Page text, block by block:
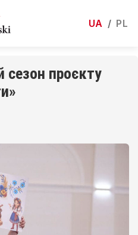
UA / PL
сезон проєкту